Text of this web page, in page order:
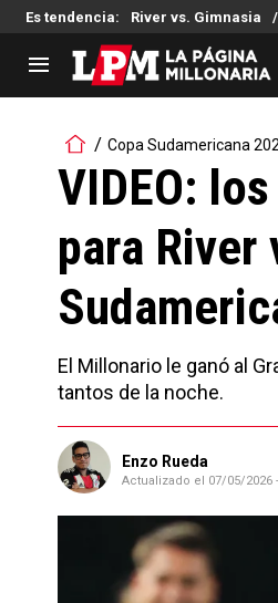
Es tendencia: River vs. Gimnasia
LIGA PROFESIONAL
Noticias
Tabla de posiciones
Reserva
Copa Sudamericana
VIDEO:
para River
El Millonario le ganó al
tantos de la noche.
Enzo Rueda
Actualizado el 07/05/2026